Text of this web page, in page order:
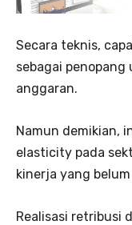
Secara teknis,
sebagai
anggaran.
Namun demikian,
elasticity pada
kinerja yang
Realisasi retribusi